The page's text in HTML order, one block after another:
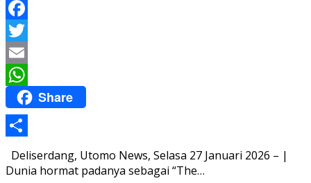
Facebook
Twitter
Email
WhatsApp
Share
Share
Deliserdang, Utomo News, Selasa 27 Januari 2026 – |
Dunia hormat padanya sebagai “The…